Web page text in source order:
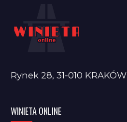
Rynek 28, 31-010 KRAKÓW
WINIETA ONLINE